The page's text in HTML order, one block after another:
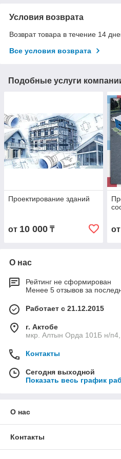
Условия возврата
Возврат товара в течение 14
Все условия возврата
Подобные услуги
Проектирование зданий
от 10 000 ₸ от
О нас
Рейтинг не сформирован
Менее 5 отзывов за
Работает с 21.12.2015
г. Актобе
мкр. Алтын Орда 101Б н/п4,
Контакты
Сегодня выходной
Показать весь график
О нас
Контакты